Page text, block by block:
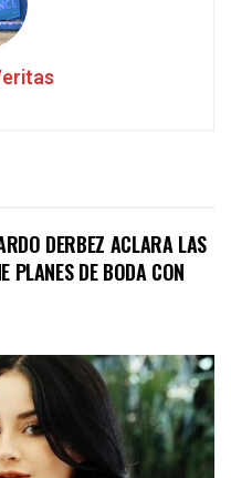
DERBEZ ACLARA LAS
PLANES DE BODA CON